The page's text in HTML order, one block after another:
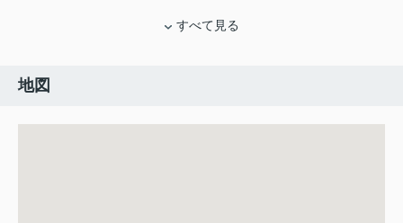
すべて見る
地図